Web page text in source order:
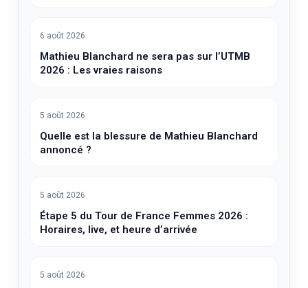
6 août 2026
Mathieu Blanchard ne sera pas sur l’UTMB
2026 : Les vraies raisons
5 août 2026
Quelle est la blessure de Mathieu Blanchard
annoncé ?
5 août 2026
Étape 5 du Tour de France Femmes 2026 :
Horaires, live, et heure d’arrivée
5 août 2026